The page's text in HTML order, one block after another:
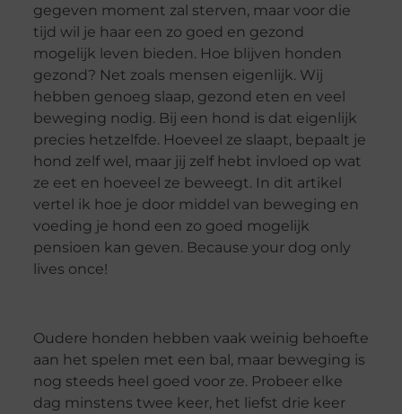
gegeven moment zal sterven, maar voor die
tijd wil je haar een zo goed en gezond
mogelijk leven bieden. Hoe blijven honden
gezond? Net zoals mensen eigenlijk. Wij
hebben genoeg slaap, gezond eten en veel
beweging nodig. Bij een hond is dat eigenlijk
precies hetzelfde. Hoeveel ze slaapt, bepaalt je
hond zelf wel, maar jij zelf hebt invloed op wat
ze eet en hoeveel ze beweegt. In dit artikel
vertel ik hoe je door middel van beweging en
voeding je hond een zo goed mogelijk
pensioen kan geven. Because your dog only
lives once!
Oudere honden hebben vaak weinig behoefte
aan het spelen met een bal, maar beweging is
nog steeds heel goed voor ze. Probeer elke
dag minstens twee keer, het liefst drie keer